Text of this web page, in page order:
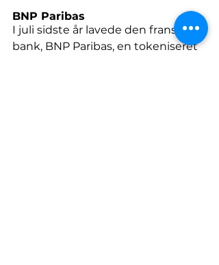
BNP Paribas
I juli sidste år lavede den franske
bank, BNP Paribas, en tokeniseret